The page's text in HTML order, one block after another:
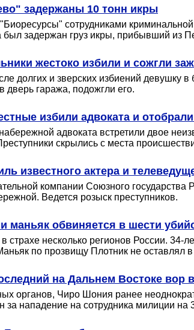
задержаны 10 тонн икры
сотрудниками
задержан груз икры, прибывший из
жестоко избили и сожгли
долгих и зверских избиений
дверь гаража, подожгли его.
избили адвоката и
адвоката встретили двое
скрылись с места
известного актера и
компании Союзного
Ведется розыск преступников.
обвиняется в шести
страхе несколько регионов России.
по прозвищу Плотник не оставлял
на Дальнем Востоке вор
органов, Чиро Шония ранее
за нападение на сотрудника милиции